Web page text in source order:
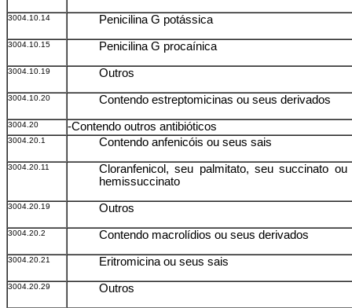
3004.10.14 Penicilina G potássica
3004.10.15 Penicilina G procaínica
3004.10.19 Outros
3004.10.20 Contendo estreptomicinas ou seus derivados
3004.20 -Contendo outros antibióticos
3004.20.1 Contendo anfenicóis ou seus sais
3004.20.11
Cloranfenicol, seu palmitato, seu succinato ou
hemissuccinato
3004.20.19 Outros
3004.20.2 Contendo macrolídios ou seus derivados
3004.20.21 Eritromicina ou seus sais
3004.20.29 Outros